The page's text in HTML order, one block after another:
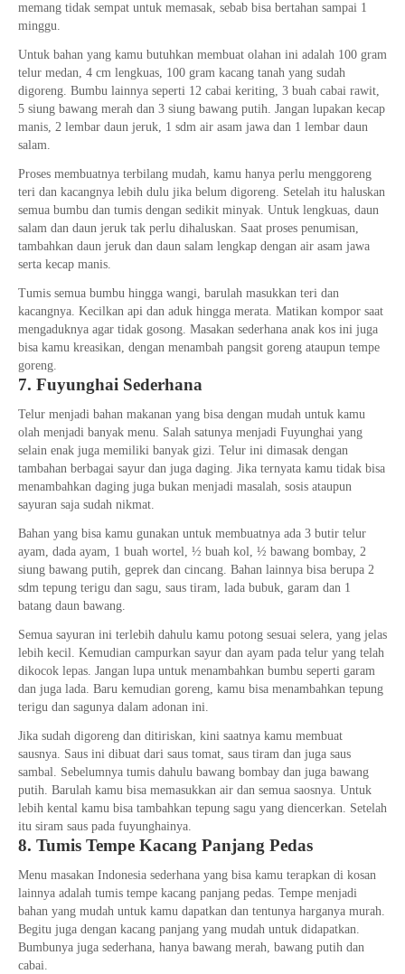
memang tidak sempat untuk memasak, sebab bisa bertahan sampai 1
minggu.
Untuk bahan yang kamu butuhkan membuat olahan ini adalah 100 gram
telur medan, 4 cm lengkuas, 100 gram kacang tanah yang sudah
digoreng. Bumbu lainnya seperti 12 cabai keriting, 3 buah cabai rawit,
5 siung bawang merah dan 3 siung bawang putih. Jangan lupakan kecap
manis, 2 lembar daun jeruk, 1 sdm air asam jawa dan 1 lembar daun
salam.
Proses membuatnya terbilang mudah, kamu hanya perlu menggoreng
teri dan kacangnya lebih dulu jika belum digoreng. Setelah itu haluskan
semua bumbu dan tumis dengan sedikit minyak. Untuk lengkuas, daun
salam dan daun jeruk tak perlu dihaluskan. Saat proses penumisan,
tambahkan daun jeruk dan daun salam lengkap dengan air asam jawa
serta kecap manis.
Tumis semua bumbu hingga wangi, barulah masukkan teri dan
kacangnya. Kecilkan api dan aduk hingga merata. Matikan kompor saat
mengaduknya agar tidak gosong. Masakan sederhana anak kos ini juga
bisa kamu kreasikan, dengan menambah pangsit goreng ataupun tempe
goreng.
7. Fuyunghai Sederhana
Telur menjadi bahan makanan yang bisa dengan mudah untuk kamu
olah menjadi banyak menu. Salah satunya menjadi Fuyunghai yang
selain enak juga memiliki banyak gizi. Telur ini dimasak dengan
tambahan berbagai sayur dan juga daging. Jika ternyata kamu tidak bisa
menambahkan daging juga bukan menjadi masalah, sosis ataupun
sayuran saja sudah nikmat.
Bahan yang bisa kamu gunakan untuk membuatnya ada 3 butir telur
ayam, dada ayam, 1 buah wortel, ½ buah kol, ½ bawang bombay, 2
siung bawang putih, geprek dan cincang. Bahan lainnya bisa berupa 2
sdm tepung terigu dan sagu, saus tiram, lada bubuk, garam dan 1
batang daun bawang.
Semua sayuran ini terlebih dahulu kamu potong sesuai selera, yang jelas
lebih kecil. Kemudian campurkan sayur dan ayam pada telur yang telah
dikocok lepas. Jangan lupa untuk menambahkan bumbu seperti garam
dan juga lada. Baru kemudian goreng, kamu bisa menambahkan tepung
terigu dan sagunya dalam adonan ini.
Jika sudah digoreng dan ditiriskan, kini saatnya kamu membuat
sausnya. Saus ini dibuat dari saus tomat, saus tiram dan juga saus
sambal. Sebelumnya tumis dahulu bawang bombay dan juga bawang
putih. Barulah kamu bisa memasukkan air dan semua saosnya. Untuk
lebih kental kamu bisa tambahkan tepung sagu yang diencerkan. Setelah
itu siram saus pada fuyunghainya.
8. Tumis Tempe Kacang Panjang Pedas
Menu masakan Indonesia sederhana yang bisa kamu terapkan di kosan
lainnya adalah tumis tempe kacang panjang pedas. Tempe menjadi
bahan yang mudah untuk kamu dapatkan dan tentunya harganya murah.
Begitu juga dengan kacang panjang yang mudah untuk didapatkan.
Bumbunya juga sederhana, hanya bawang merah, bawang putih dan
cabai.